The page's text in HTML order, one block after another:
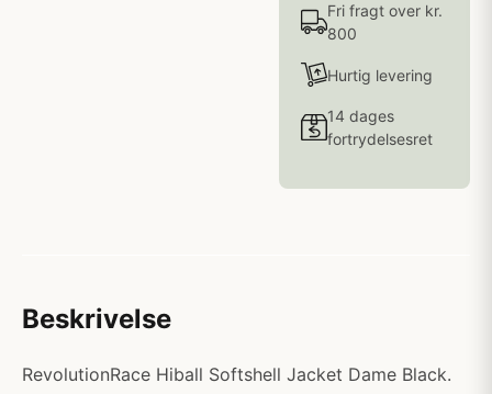
Fri fragt over kr.
800
Hurtig levering
14 dages
fortrydelsesret
Beskrivelse
RevolutionRace Hiball Softshell Jacket Dame Black.